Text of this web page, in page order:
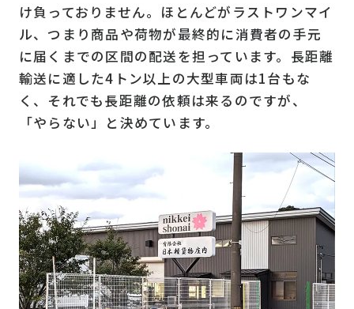
け負っておりません。ほとんどがラストワンマイ
ル、つまり商品や荷物が最終的に消費者の手元
に届くまでの区間の配送を担っています。長距離
輸送に適した4トン以上の大型車両は1台もな
く、それでも長距離の依頼は来るのですが、
「やらない」と決めています。